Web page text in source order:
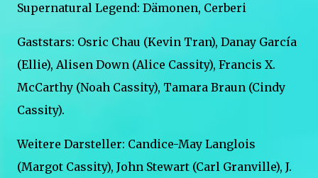
Supernatural Legend: Dämonen, Cerberi
Gaststars: Osric Chau (Kevin Tran), Danay García
(Ellie), Alisen Down (Alice Cassity), Francis X.
McCarthy (Noah Cassity), Tamara Braun (Cindy
Cassity).
Weitere Darsteller: Candice-May Langlois
(Margot Cassity), John Stewart (Carl Granville), J.